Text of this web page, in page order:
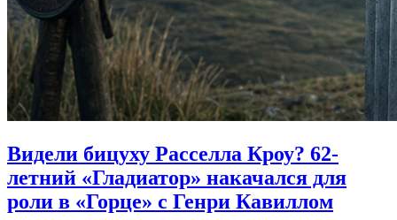
Видели бицуху Расселла Кроу? 62-
летний «Гладиатор» накачался для
роли в «Горце» с Генри Кавиллом